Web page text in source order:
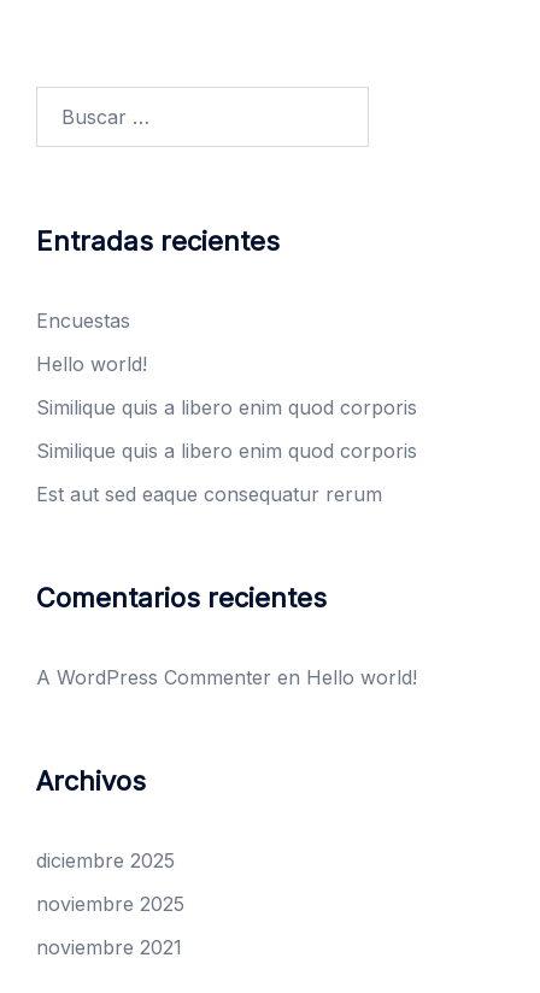
Entradas recientes
Encuestas
Hello world!
Similique quis a libero enim quod corporis
Similique quis a libero enim quod corporis
Est aut sed eaque consequatur rerum
Comentarios recientes
A WordPress Commenter en Hello world!
Archivos
diciembre 2025
noviembre 2025
noviembre 2021